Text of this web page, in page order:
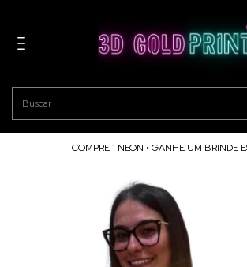
COMPRE 1 NEON • GANHE UM BRINDE